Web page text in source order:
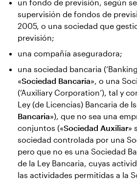
un fondo de previsión, según
supervisión de fondos de
2005, o una sociedad que
previsión;
una compañía aseguradora;
una sociedad bancaria
«Sociedad Bancaria», o una
(‘Auxiliary Corporation’), tal y
Ley (de Licencias) Bancaria de
Bancaria»), que no sea una
conjuntos («Sociedad Auxiliar»
sociedad controlada por una
pero que no es una Sociedad
de la Ley Bancaria, cuyas
las actividades permitidas a la